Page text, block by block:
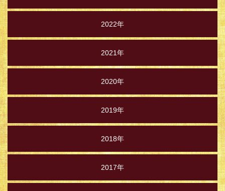
2022年
2021年
2020年
2019年
2018年
2017年